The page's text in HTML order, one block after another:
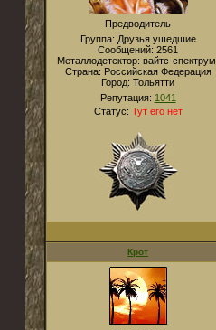
Предводитель
Группа: Друзья ушедшие
Сообщений: 2561
Металлодетектор: вайтс-спектрум.
Страна: Российская Федерация
Город: Тольятти
Репутация: 1041
Статус: Тут его нет
Крот